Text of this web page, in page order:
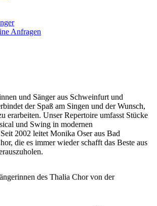
Anfragen
und Sänger aus Schweinfurt und
der Spaß am Singen und der Wunsch,
erarbeiten. Unser Repertoire umfasst Stücke
und Swing in modernen
2002 leitet Monika Oser aus Bad
die es immer wieder schafft das Beste aus